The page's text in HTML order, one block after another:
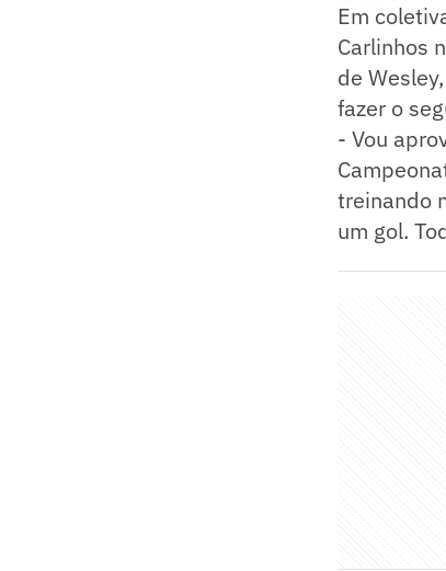
Em
Carlinhos
de
fazer o
- Vou
treinando
um gol.